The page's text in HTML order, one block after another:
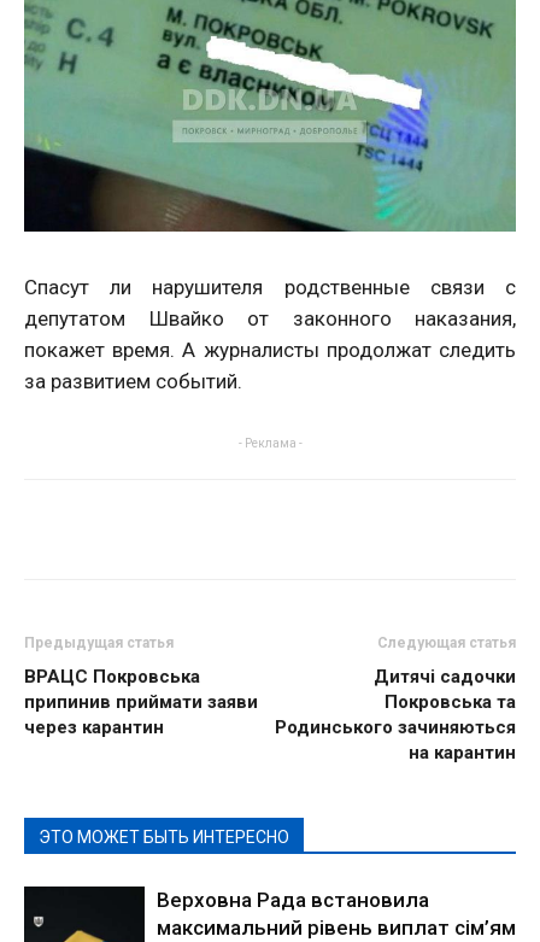
Спасут ли нарушителя родственные связи с
депутатом Швайко от законного наказания,
покажет время. А журналисты продолжат следить
за развитием событий.
- Реклама -
Предыдущая статья
ВРАЦС Покровська
припинив приймати заяви
через карантин
Следующая статья
Дитячі садочки
Покровська та
Родинського зачиняються
на карантин
ЭТО МОЖЕТ БЫТЬ ИНТЕРЕСНО
Верховна Рада встановила
максимальний рівень виплат сім’ям